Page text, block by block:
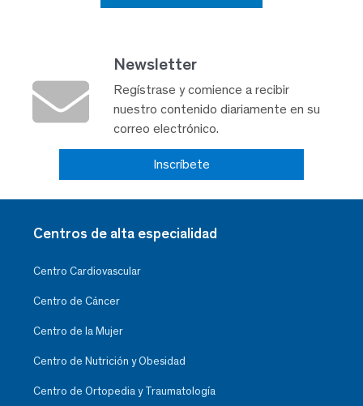
Newsletter
Regístrase y comience a recibir
nuestro contenido diariamente en su
correo electrónico.
Inscríbete
Centros de alta especialidad
Centro Cardiovascular
Centro de Cáncer
Centro de la Mujer
Centro de Nutrición y Obesidad
Centro de Ortopedia y Traumatología